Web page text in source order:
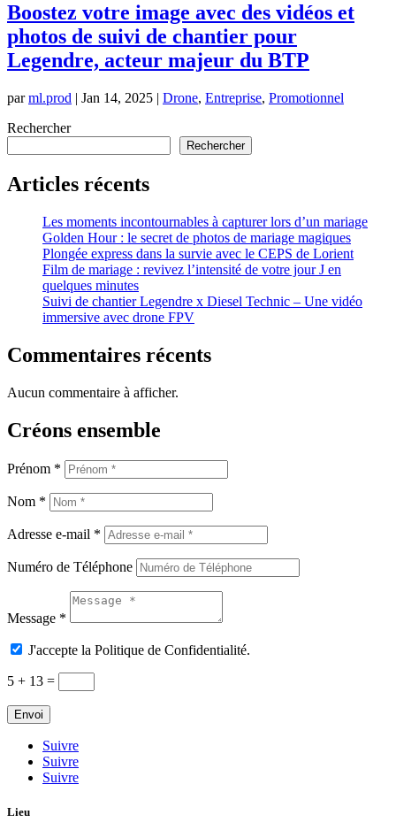
Boostez votre image avec des vidéos et
photos de suivi de chantier pour
Legendre, acteur majeur du BTP
parml.prod | Jan 14, 2025 | Drone, Entreprise, Promotionnel
Rechercher
Rechercher
Articles récents
Les moments incontournables à capturer lors d’un mariage
Golden Hour : le secret de photos de mariage magiques
Plongée express dans la survie avec le CEPS de Lorient
Film de mariage : revivez l’intensité de votre jour J en
quelques minutes
Suivi de chantier Legendre x Diesel Technic – Une vidéo
immersive avec drone FPV
Commentaires récents
Aucun commentaire à afficher.
Créons ensemble
Prénom *
Nom *
Adresse e-mail *
Numéro de Téléphone
Message *
J'accepte la Politique de Confidentialité.
5 + 13 =
Envoi
Suivre
Suivre
Suivre
Lieu